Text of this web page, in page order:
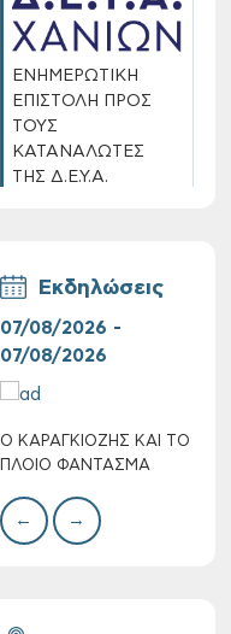
ΕΝΗΜΕΡΩΤΙΚΗ
ΕΠΙΣΤΟΛΗ ΠΡΟΣ
ΤΟΥΣ
ΚΑΤΑΝΑΛΩΤΕΣ
ΤΗΣ Δ.Ε.Υ.Α.
Πολύ Υψηλός
για αύριο Σάββατο 8
Αυγούστου 2026
Εκδηλώσεις
07/08/2026 -
07/08/2026
Ο ΚΑΡΑΓΚΙΟΖΗΣ ΚΑΙ ΤΟ
ΠΛΟΙΟ ΦΑΝΤΑΣΜΑ
← →